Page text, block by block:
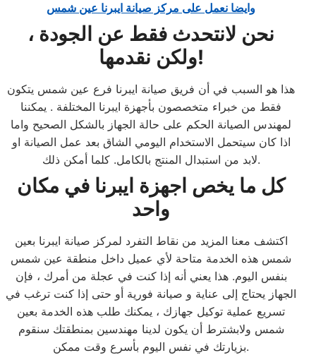
وايضا نعمل على مركز صيانة ايبرنا عين شمس
نحن لانتحدث فقط عن الجودة ،
ولكن نقدمها!
هذا هو السبب في أن فريق صيانة ايبرنا فرع عين شمس يتكون
فقط من خبراء متخصصون بأجهزة ايبرنا المختلفة . يمكننا
لمهندس الصيانة الحكم على حالة الجهاز بالشكل الصحيح واما
اذا كان سيتحمل الاستخدام اليومي الشاق بعد عمل الصيانة او
لابد من استبدال المنتج بالكامل. كلما أمكن ذلك.
كل ما يخص اجهزة ايبرنا في مكان
واحد
اكتشف معنا المزيد من نقاط التفرد لمركز صيانة ايبرنا بعين
شمس هذه الخدمة متاحة لأي عميل داخل منطقة عين شمس
بنفس اليوم. هذا يعني أنه إذا كنت في عجلة من أمرك ، فإن
الجهاز يحتاج إلى عناية و صيانة فورية أو حتى إذا كنت ترغب في
تسريع عملية توكيل جهازك ، يمكنك طلب هذه الخدمة بعين
شمس ولابشترط أن يكون لدينا مهندسين بمنطقتك سنقوم
بزيارتك في نفس اليوم بأسرع وقت ممكن.